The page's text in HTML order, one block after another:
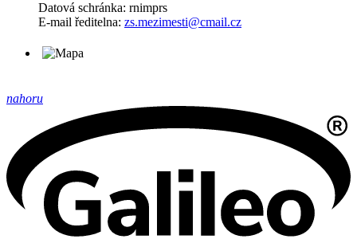
Datová schránka: rnimprs
E-mail ředitelna: zs.mezimesti@cmail.cz
nahoru